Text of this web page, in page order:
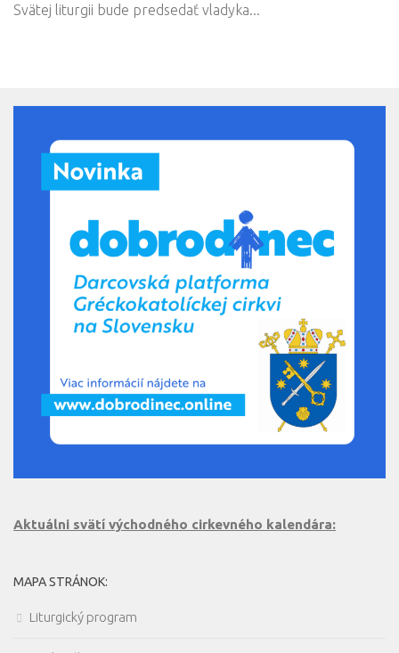
Svätej liturgii bude predsedať vladyka...
Aktuálni svätí východného cirkevného kalendára:
MAPA STRÁNOK:
Liturgický program